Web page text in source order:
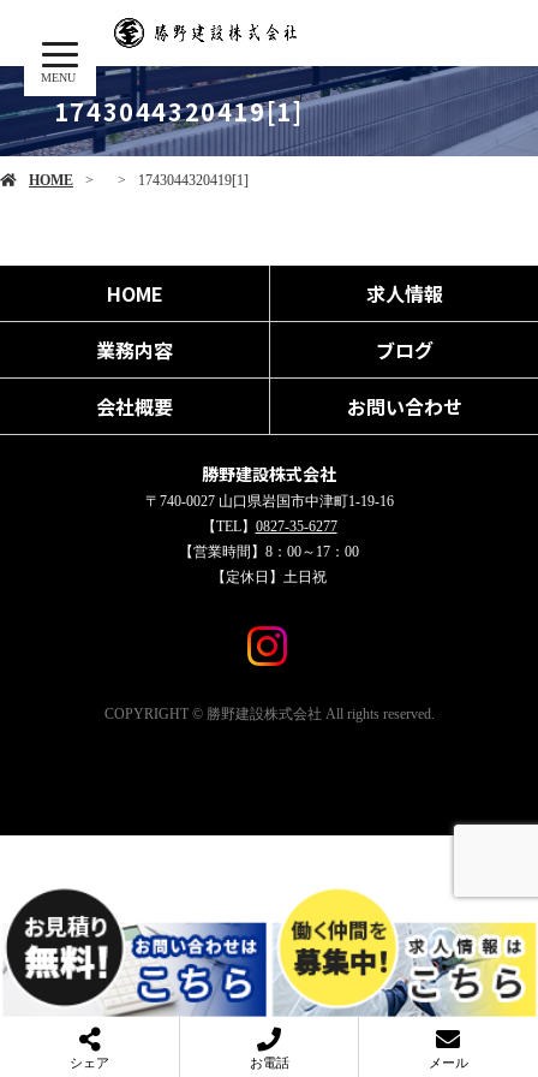
MENU
1743044320419[1]
HOME 1743044320419[1]
HOME
求人情報
業務内容
ブログ
会社概要
お問い合わせ
勝野建設株式会社
〒740-0027 山口県岩国市中津町1-19-16
【TEL】 0827-35-6277
【営業時間】8：00～17：00
【定休日】土日祝
COPYRIGHT © 勝野建設株式会社 All rights reserved.
シェア お電話 メール